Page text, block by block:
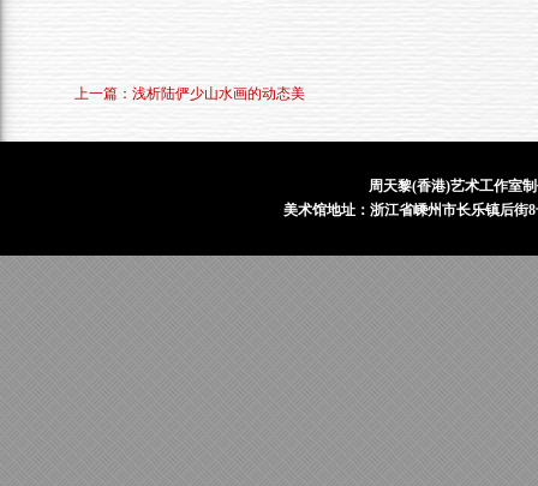
上一篇：浅析陆俨少山水画的动态美
周天黎(香港)艺术工作室
美术馆地址：浙江省嵊州市长乐镇后街